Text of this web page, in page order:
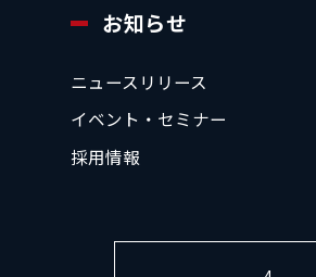
お知らせ
ニュースリリース
イベント・セミナー
採用情報